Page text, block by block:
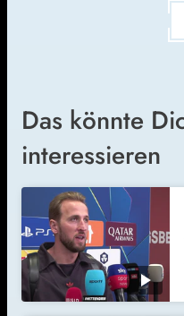
Das könnte
interessieren